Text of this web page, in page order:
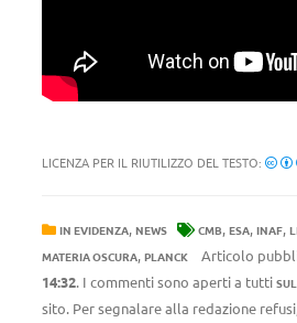
LICENZA PER IL RIUTILIZZO DEL TESTO:
IN EVIDENZA, NEWS CMB, ESA, INAF,
MATERIA OSCURA, PLANCK Articolo
14:32. I commenti sono aperti a tutti
sito. Per segnalare alla redazione